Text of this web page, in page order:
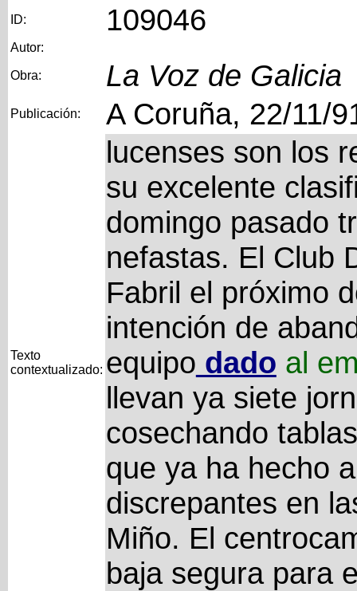
ID: 109046
Autor:
Obra: La Voz de Galicia
Publicación: A Coruña, 22/11/
Texto
contextualizado:
lucenses son los
su excelente
domingo pasado
nefastas. El Club
Fabril el próximo
intención de
equipo dado al
llevan ya siete
cosechando
que ya ha hecho
discrepantes en
Miño. El
baja segura para